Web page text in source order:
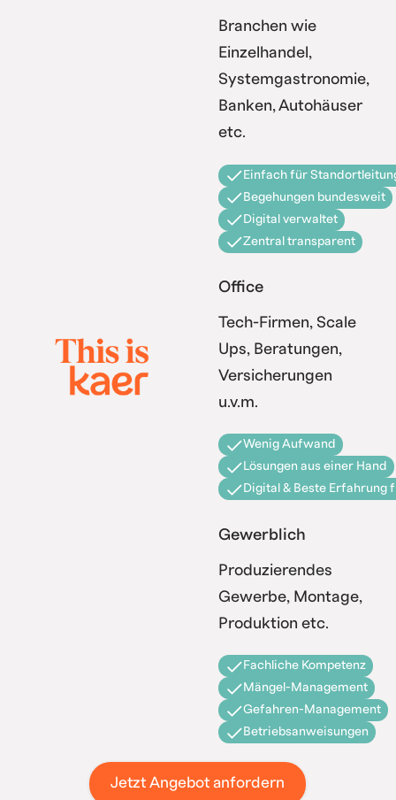
Branchen wie
Einzelhandel,
Systemgastronomie,
Banken, Autohäuser
etc.
Einfach für
Begehungen bundesweit
Digital verwaltet
Zentral transparent
Office
Tech-Firmen, Scale
Ups, Beratungen,
Versicherungen
u.v.m.
Wenig Aufwand
Lösungen aus einer Hand
Digital & Beste Erfahrung
Gewerblich
Produzierendes
Gewerbe, Montage,
Produktion etc.
Fachliche Kompetenz
Mängel-Management
Gefahren-Management
Betriebsanweisungen
Jetzt Angebot anfordern